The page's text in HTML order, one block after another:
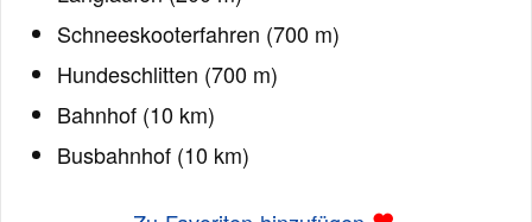
Schneeskooterfahren (700 m)
Hundeschlitten (700 m)
Bahnhof (10 km)
Busbahnhof (10 km)